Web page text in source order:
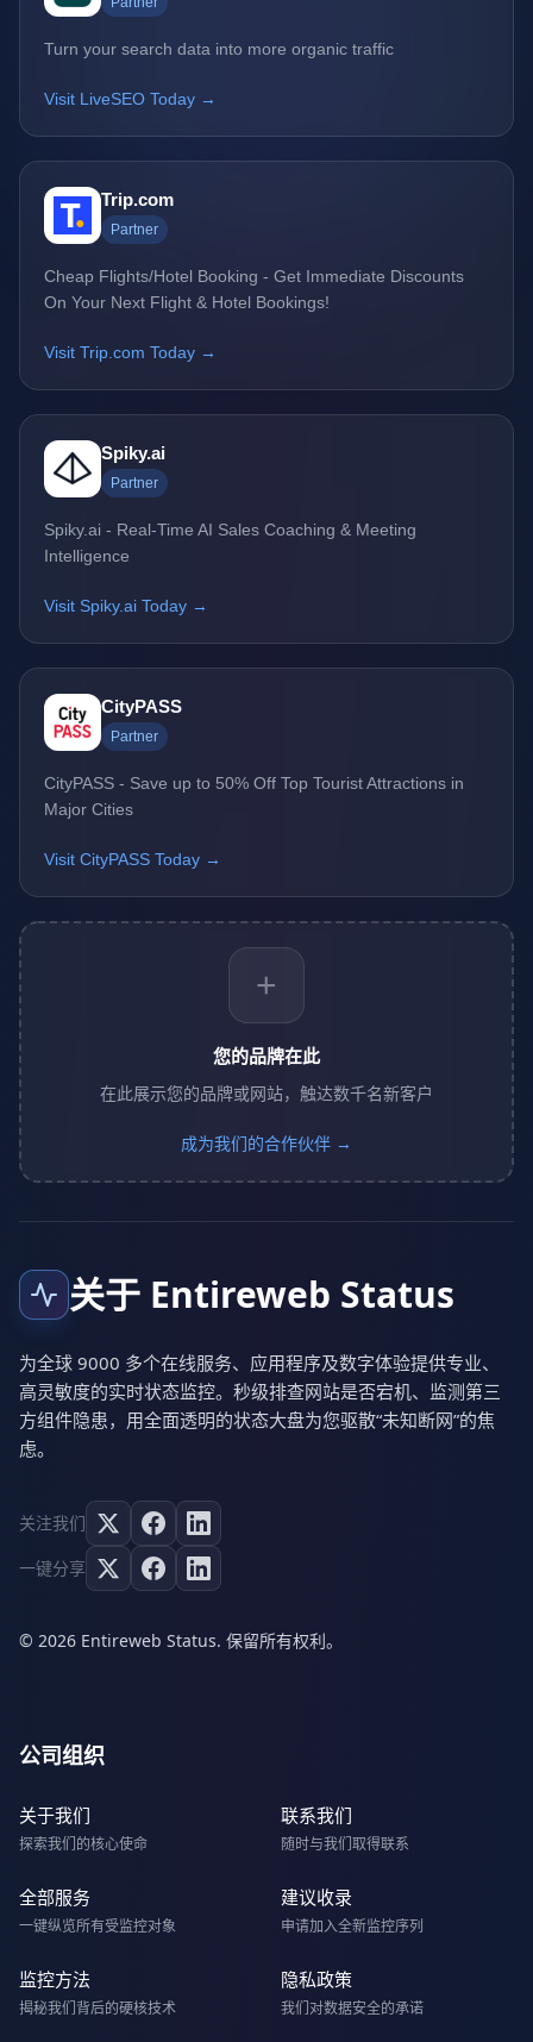
Turn your search data into more organic traffic
Visit LiveSEO Today →
Trip.com
Partner
Cheap Flights/Hotel Booking - Get Immediate Discounts
On Your Next Flight & Hotel Bookings!
Visit Trip.com Today →
Spiky.ai
Partner
Spiky.ai - Real-Time AI Sales Coaching & Meeting
Intelligence
Visit Spiky.ai Today →
CityPASS
Partner
CityPASS - Save up to 50% Off Top Tourist Attractions in
Major Cities
Visit CityPASS Today →
+
您的品牌在此
在此展示您的品牌或网站，触达数千名新客户
成为我们的合作伙伴 →
关于 Entireweb Status
为全球 9000 多个在线服务、应用程序及数字体验提供专业、
高灵敏度的实时状态监控。秒级排查网站是否宕机、监测第三
方组件隐患，用全面透明的状态大盘为您驱散“未知断网”的焦
虑。
关注我们
一键分享
© 2026 Entireweb Status. 保留所有权利。
公司组织
关于我们
探索我们的核心使命
联系我们
随时与我们取得联系
全部服务
一键纵览所有受监控对象
建议收录
申请加入全新监控序列
监控方法
揭秘我们背后的硬核技术
隐私政策
我们对数据安全的承诺